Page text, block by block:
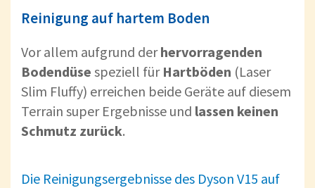
Reinigung auf hartem Boden
Vor allem aufgrund derhervorragenden
Bodendüse speziell für Hartböden (Laser
Slim Fluffy) erreichen beide Geräte auf diesem
Terrain super Ergebnisse und lassen keinen
Schmutz zurück.
Die Reinigungsergebnisse des Dyson V15 auf